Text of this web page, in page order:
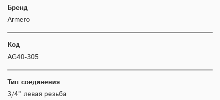
Бренд
Armero
Код
AG40-305
Тип соединения
3/4" левая резьба